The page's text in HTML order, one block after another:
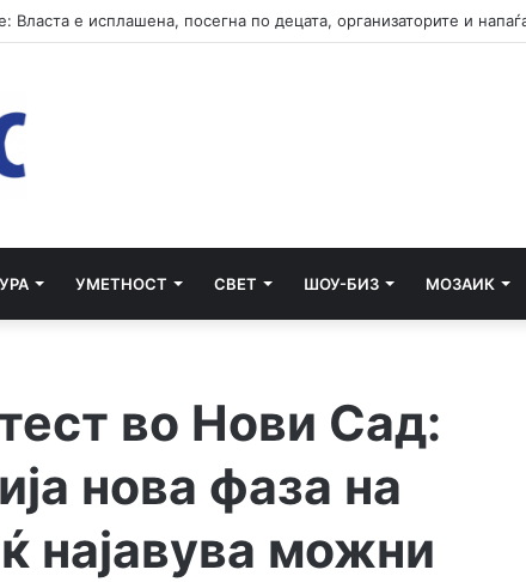
УМЕТНОСТ СВЕТ ШОУ-БИЗ МОЗАИК
во Нови Сад:
нова фаза на
најавува можни